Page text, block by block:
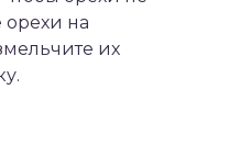
на
их